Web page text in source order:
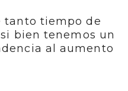
tanto tiempo de
bien tenemos un
al aumento